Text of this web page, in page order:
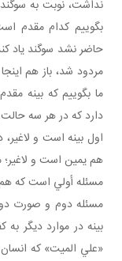
نداشت، نوبت به سوگند
بگوييم کدام مقدم
حاضر نشد سوگند ياد
مردود شد، باز هم
ما بگوييم که بينه
دارد که در هر سه
اول بينه است و
هم يمين است و
مسئله أولي است که
مسئله دوم و صورت
بينه در موارد ديگر
«علي الميت» که انسان